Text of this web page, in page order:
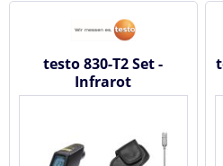
testo 830-T2 Set -
Infrarot
Temperaturmessgerät